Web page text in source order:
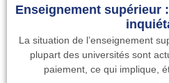
Enseignement supérieur
La situation de l’enseignement
plupart des universités sont
paiement, ce qui implique,